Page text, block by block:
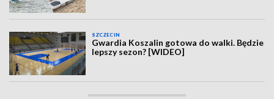
SZCZECIN
Gwardia Koszalin gotowa do walki. Będzie
lepszy sezon? [WIDEO]